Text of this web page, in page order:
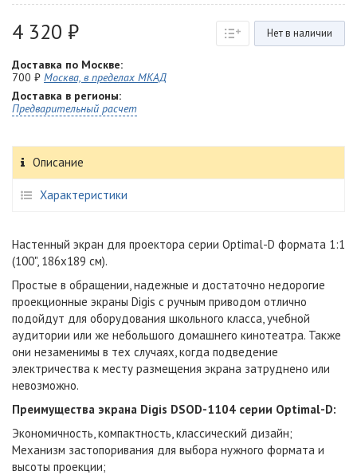
4 320 ₽ Нет в наличии
Доставка по Москве:
700 ₽ Москва, в пределах МКАД
Доставка в регионы:
Предварительный расчет
Описание
Характеристики
Настенный экран для проектора серии Optimal-D формата 1:1
(100", 186x189 см).
Простые в обращении, надежные и достаточно недорогие
проекционные экраны Digis с ручным приводом отлично
подойдут для оборудования школьного класса, учебной
аудитории или же небольшого домашнего кинотеатра. Также
они незаменимы в тех случаях, когда подведение
электричества к месту размещения экрана затруднено или
невозможно.
Преимущества экрана Digis DSOD-1104 серии Optimal-D:
Экономичность, компактность, классический дизайн;
Механизм застопоривания для выбора нужного формата и
высоты проекции;